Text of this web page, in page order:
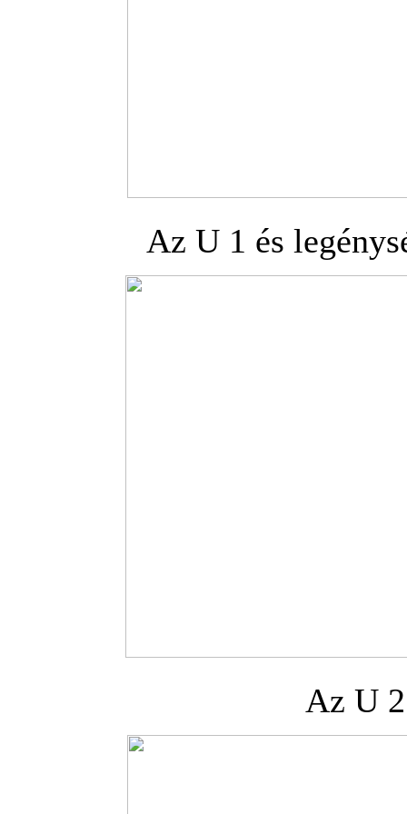
Az U 1 és
Az U